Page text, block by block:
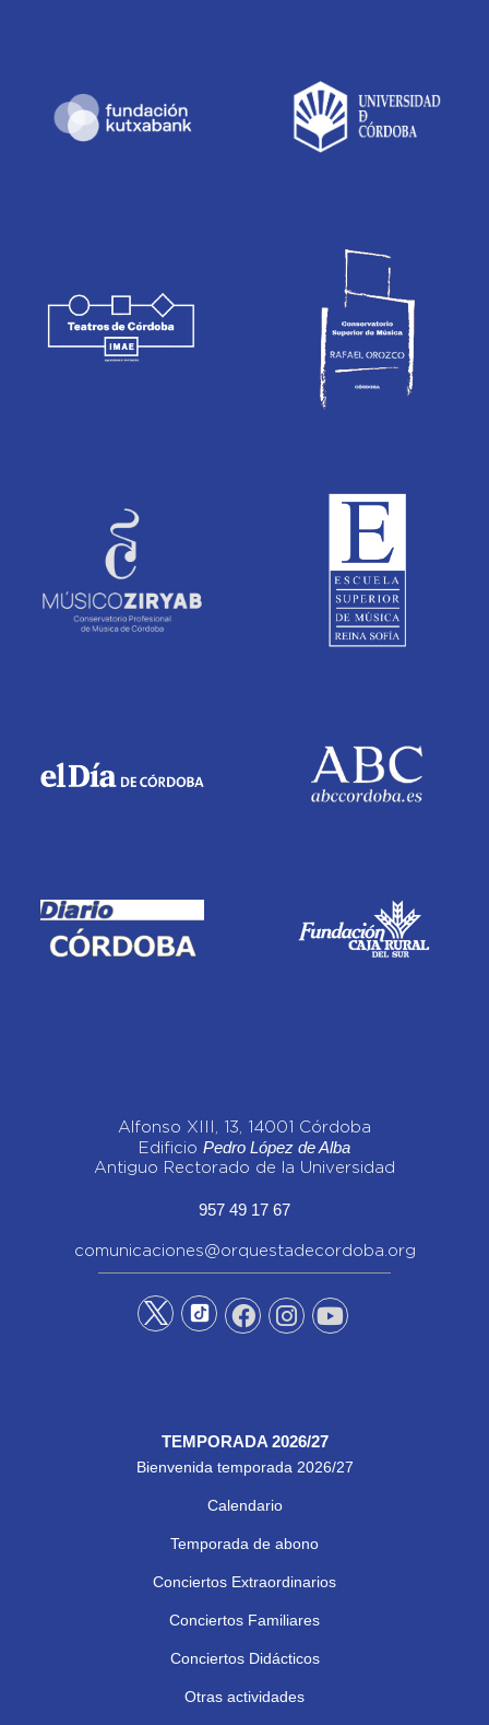
Alfonso XIII, 13, 14001 Córdoba
Edificio Pedro López de Alba
Antiguo Rectorado de la Universidad
957 49 17 67
comunicaciones@orquestadecordoba.org
TEMPORADA 2026/27
Bienvenida temporada 2026/27
Calendario
Temporada de abono
Conciertos Extraordinarios
Conciertos Familiares
Conciertos Didácticos
Otras actividades